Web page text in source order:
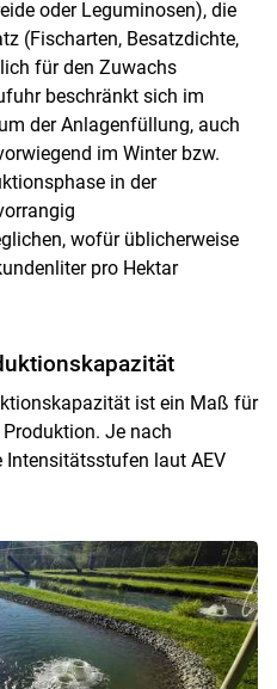
oder Leguminosen), die
(Fischarten, Besatzdichte,
für den Zuwachs
beschränkt sich im
der Anlagenfüllung, auch
im Winter bzw.
in der
wofür üblicherweise
pro Hektar
ist ein Maß für
Je nach
laut AEV